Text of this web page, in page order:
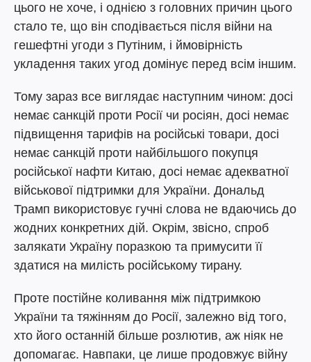
цього не хоче, і однією з головних причин цього
стало те, що він сподівається після війни на
гешефтні угоди з Путіним, і ймовірність
укладення таких угод домінує перед всім іншим.
Тому зараз все виглядає наступним чином: досі
немає санкцій проти Росії чи росіян, досі немає
підвищення тарифів на російські товари, досі
немає санкцій проти найбільшого покупця
російської нафти Китаю, досі немає адекватної
військової підтримки для України. Дональд
Трамп використовує гучні слова не вдаючись до
жодних конкретних дій. Окрім, звісно, спроб
залякати Україну поразкою та примусити її
здатися на милість російському тирану.
Проте постійне коливання між підтримкою
України та тяжінням до Росії, залежно від того,
хто його останній більше розлютив, аж ніяк не
допомагає. Навпаки, це лише продовжує війну